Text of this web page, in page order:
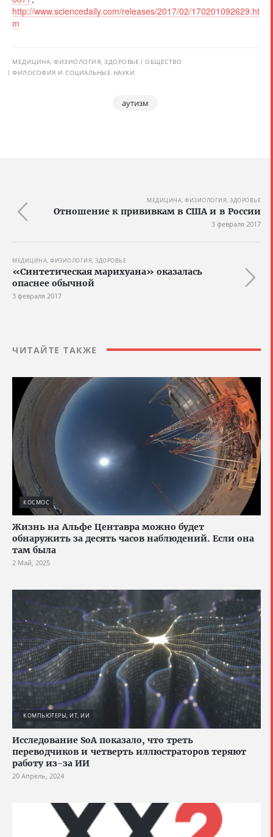
http://www.sciencedaily.com/releases/2017/02/170201092629.ht
m
МЕДИЦИНА, ФИЗИОЛОГИЯ, ЗДОРОВЬЕ
ОБЩЕСТВО
ФИЛОСОФИЯ И СОЦИАЛЬНЫЕ НАУКИ
аутизм
МЕДИЦИНА, ФИЗИОЛОГИЯ, ЗДОРОВЬЕ
Отношение к прививкам в США и в России
3 февраля 2017
МЕДИЦИНА, ФИЗИОЛОГИЯ, ЗДОРОВЬЕ
«Синтетическая марихуана» оказалась
опаснее обычной
3 февраля 2017
ЧИТАЙТЕ ТАКЖЕ
КОСМОС
Жизнь на Альфе Центавра можно будет
обнаружить за десять часов наблюдений. Если она
там была
2 Май, 2025
КОМПЬЮТЕРЫ, ИТ, ИИ
Исследование SoA показало, что треть
переводчиков и четверть иллюстраторов теряют
работу из-за ИИ
20 Апрель, 2024